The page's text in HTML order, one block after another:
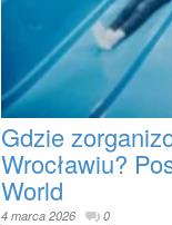
Gdzie
Wrocławiu?
World
4 marca 2026 0